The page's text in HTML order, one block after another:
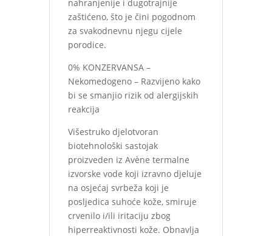
nahranjenije i dugotrajnije
zaštićeno, što je čini pogodnom
za svakodnevnu njegu cijele
porodice.
0% KONZERVANSA –
Nekomedogeno – Razvijeno kako
bi se smanjio rizik od alergijskih
reakcija
Višestruko djelotvoran
biotehnološki sastojak
proizveden iz Avène termalne
izvorske vode koji izravno djeluje
na osjećaj svrbeža koji je
posljedica suhoće kože, smiruje
crvenilo i/ili iritaciju zbog
hiperreaktivnosti kože. Obnavlja